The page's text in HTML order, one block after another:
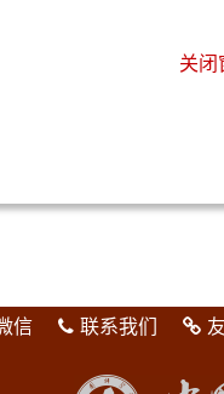
关闭
信 联系我们